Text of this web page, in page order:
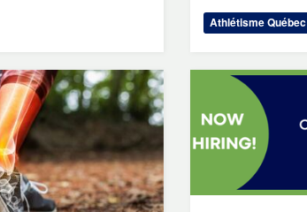
Athlétisme Québec